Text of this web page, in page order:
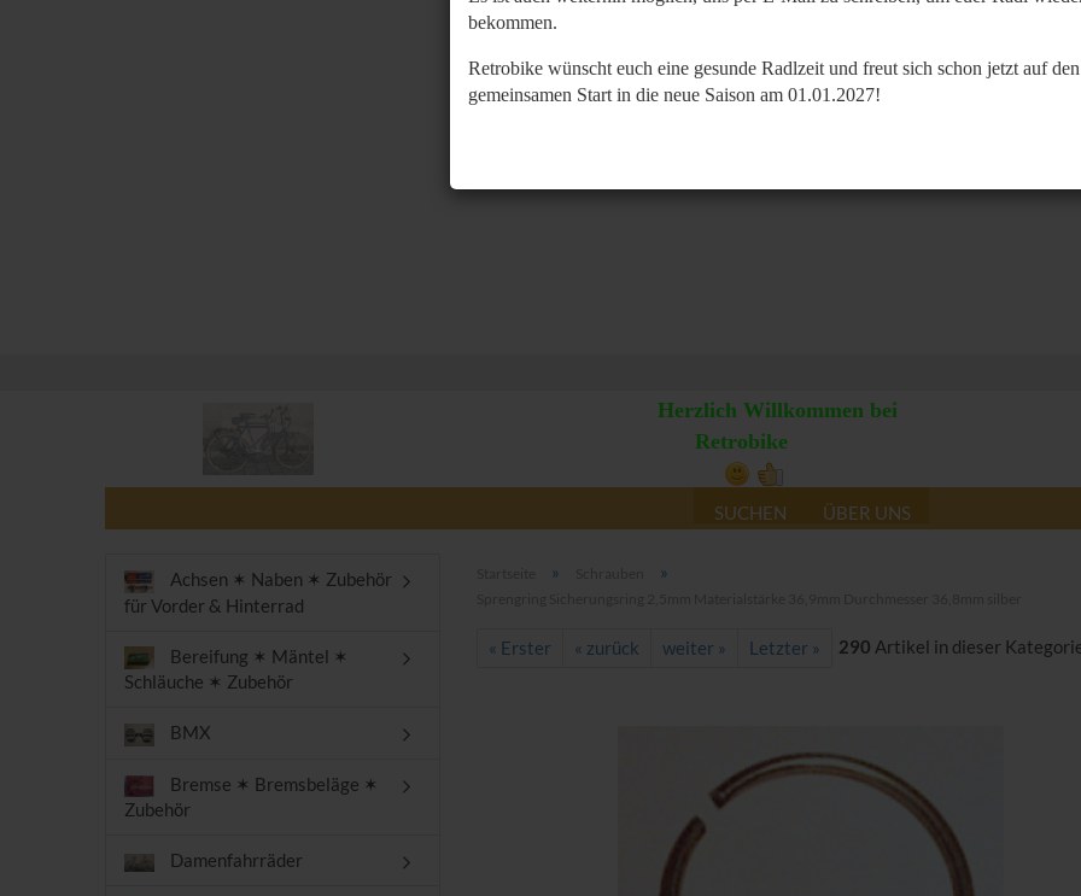
bekommen.
Retrobike wünscht euch eine gesunde Radlzeit und freut sich schon jetzt auf den
gemeinsamen Start in die neue Saison am 01.01.2027!
Herzlich Willkommen bei
Retrobike
SUCHEN ÜBER UNS
» »
« Erster « zurück weiter » Letzter » 290 Artikel in dieser
Achsen ✶ Naben ✶ Zubehör
für Vorder & Hinterrad
Bereifung ✶ Mäntel ✶
Schläuche ✶ Zubehör
BMX
Bremse ✶ Bremsbeläge ✶
Zubehör
Damenfahrräder